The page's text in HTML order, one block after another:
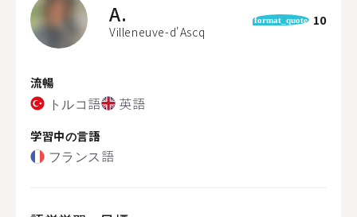
A.
Villeneuve-d'Ascq
format_quote 10
流暢
トルコ語 英語
学習中の言語
フランス語